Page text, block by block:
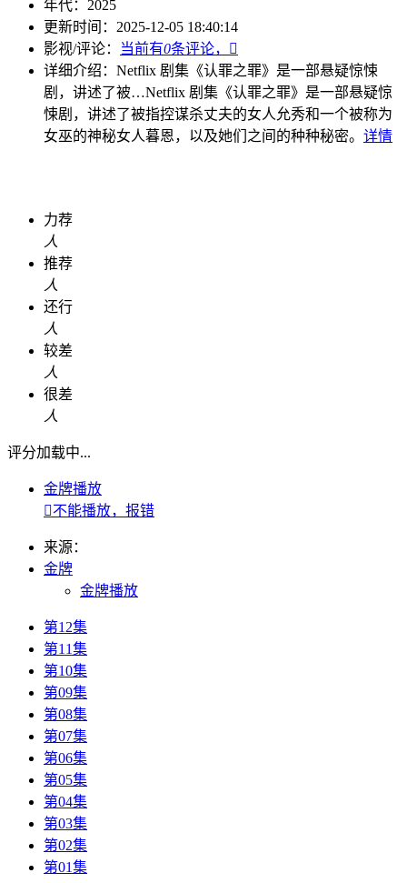
年代： 2025
更新时间： 2025-12-05 18:40:14
影视/评论：
当前有0条评论，

详细介绍： Netflix 剧集《认罪之罪》是一部悬疑惊悚
剧，讲述了被…Netflix 剧集《认罪之罪》是一部悬疑惊
悚剧，讲述了被指控谋杀丈夫的女人允秀和一个被称为
女巫的神秘女人暮恩，以及她们之间的种种秘密。 详情
力荐
人
推荐
人
还行
人
较差
人
很差
人
评分加载中...
金牌播放
不能播放，报错
来源：
金牌
金牌播放
第12集
第11集
第10集
第09集
第08集
第07集
第06集
第05集
第04集
第03集
第02集
第01集